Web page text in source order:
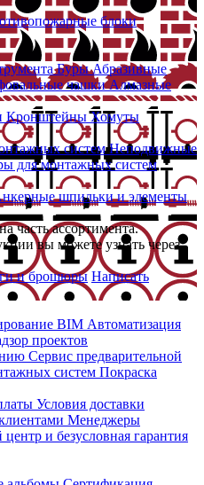
блоки
БурыАбразивные
чашкиАлмазные
КронштейныХомуты
системНеподвижные
для монтажных систем
шпильки и элементы
часть ассортимента.
вы можете узнать через
и брошюры Написать
BIM Автоматизация
проектов
Сервис предварительной
систем Покраска
Условия доставки
Менеджеры
и безусловная гарантия